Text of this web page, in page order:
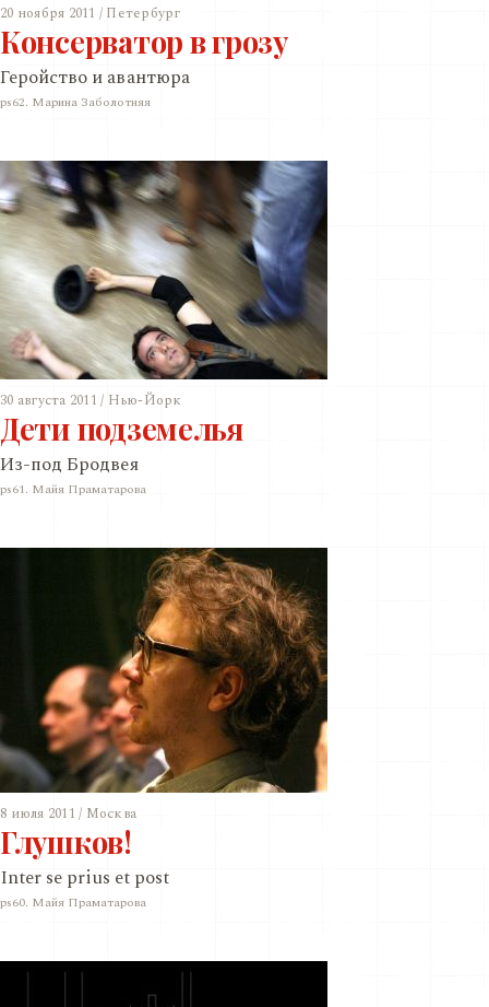
20 ноября 2011 / Петербург
Консерватор в грозу
Геройство и авантюра
ps62. Марина Заболотняя
30 августа 2011 / Нью-Йорк
Дети подземелья
Из-под Бродвея
ps61. Майя Праматарова
8 июля 2011 / Москва
Глушков!
Inter se prius et post
ps60. Майя Праматарова